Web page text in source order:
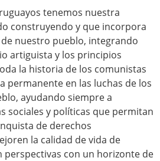
tenemos nuestra
construyendo y que incorpora
nuestro pueblo, integrando
artiguista y los principios
la historia de los comunistas
permanente en las luchas de los
ayudando siempre a
sociales y políticas que permitan
de derechos
la calidad de vida de
perspectivas con un horizonte de